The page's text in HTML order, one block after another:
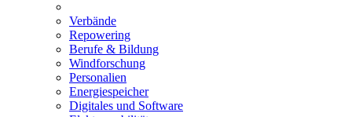
Verbände
Repowering
Berufe & Bildung
Windforschung
Personalien
Energiespeicher
Digitales und Software